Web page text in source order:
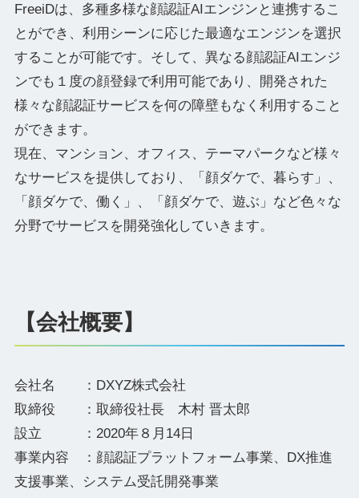
FreeiDは、多種多様な顔認証AIエンジンと連携するこ
とができ、利用シーンに応じた最適なエンジンを選択
することが可能です。そして、異なる顔認証AIエンジ
ンでも１度の顔登録で利用可能であり、開発された
様々な顔認証サービスを何の障壁もなく利用すること
ができます。
現在、マンション、オフィス、テーマパークなど様々
なサービスを提供しており、「顔ダケで、暮らす」、
「顔ダケで、働く」、「顔ダケで、遊ぶ」など色々な
分野でサービスを開発強化していきます。
【会社概要】
会社名 ：DXYZ株式会社
取締役 ：取締役社長 木村 晋太郎
設立 ：2020年８月14日
事業内容 ：顔認証プラットフォーム事業、DX推進
支援事業、システム受託開発事業